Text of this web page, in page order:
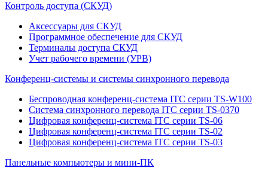
Контроль доступа (СКУД)
Аксессуары для СКУД
Программное обеспечение для СКУД
Терминалы доступа СКУД
Учет рабочего времени (УРВ)
Конференц-системы и системы синхронного перевода
Беспроводная конференц-система ITC серии TS-W100
Система синхронного перевода ITC серии TS-0370
Цифровая конференц-система ITC серии TS-06
Цифровая конференц-система ITC серии TS-02
Цифровая конференц-система ITC серии TS-03
Панельные компьютеры и мини-ПК